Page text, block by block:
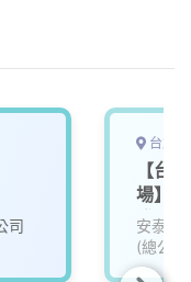
司
台北
【台
場】
發展
安泰商
(總公